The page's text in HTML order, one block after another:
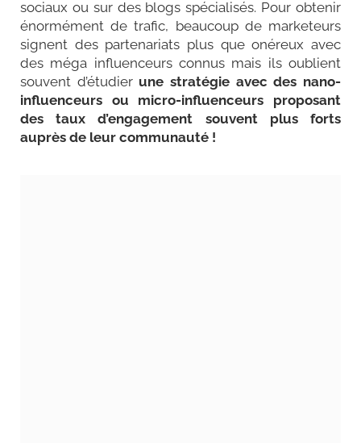
sociaux ou sur des blogs spécialisés. Pour obtenir
énormément de trafic, beaucoup de marketeurs
signent des partenariats plus que onéreux avec
des méga influenceurs connus mais ils oublient
souvent d’étudier une stratégie avec des nano-
influenceurs ou micro-influenceurs proposant
des taux d’engagement souvent plus forts
auprès de leur communauté !